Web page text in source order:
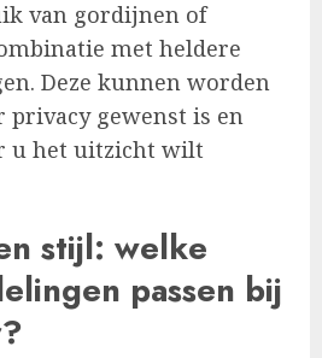
van gordijnen of
met heldere
Deze kunnen worden
privacy gewenst is en
u het uitzicht wilt
stijl: welke
passen bij